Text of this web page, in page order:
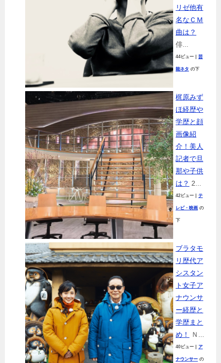
リゼ他有
名なＣＭ
曲は？
俳...
44ビュー 芸
能ネタ の下
梶原みず
ほ経歴や
学歴と顔
画像紹
介！美人
記者で旦
那や子供
は？ 2...
42ビュー テ
レビ・映画 の
下
ブラタモ
リ歴代ア
シスタン
ト女子ア
ナウンサ
ー経歴と
学歴まと
め！
Ｎ...
40ビュー ア
ナウンサー の